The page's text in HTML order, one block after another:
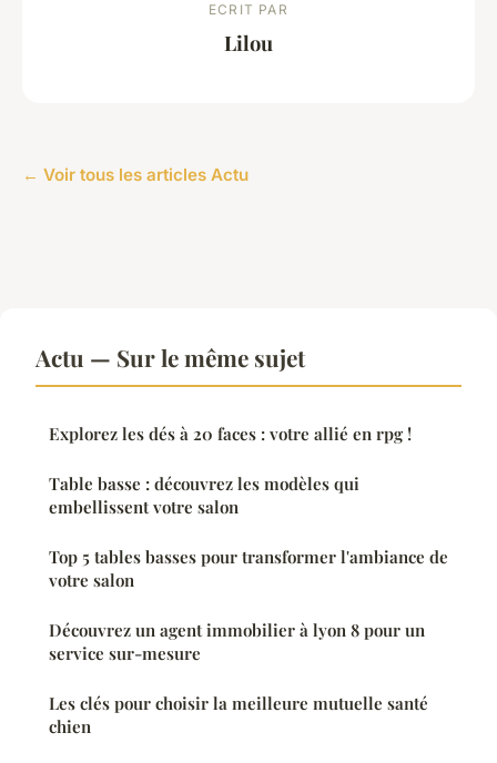
ECRIT PAR
Lilou
← Voir tous les articles Actu
Actu — Sur le même sujet
Explorez les dés à 20 faces : votre allié en rpg !
Table basse : découvrez les modèles qui
embellissent votre salon
Top 5 tables basses pour transformer l'ambiance de
votre salon
Découvrez un agent immobilier à lyon 8 pour un
service sur-mesure
Les clés pour choisir la meilleure mutuelle santé
chien